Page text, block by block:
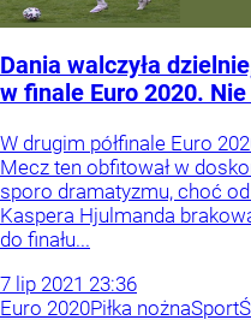
Dania walczyła
w finale Euro 2020.
W drugim półfinale Euro
Mecz ten obfitował w
sporo dramatyzmu, choć
Kaspera Hjulmanda
do finału...
7 lip 2021 23:36
Euro 2020Piłka nożnaSport